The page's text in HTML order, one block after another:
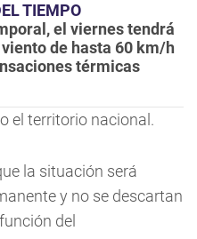
TIEMPO
el viernes tendrá
de hasta 60 km/h
térmicas
el territorio nacional.
la situación será
y no se descartan
del